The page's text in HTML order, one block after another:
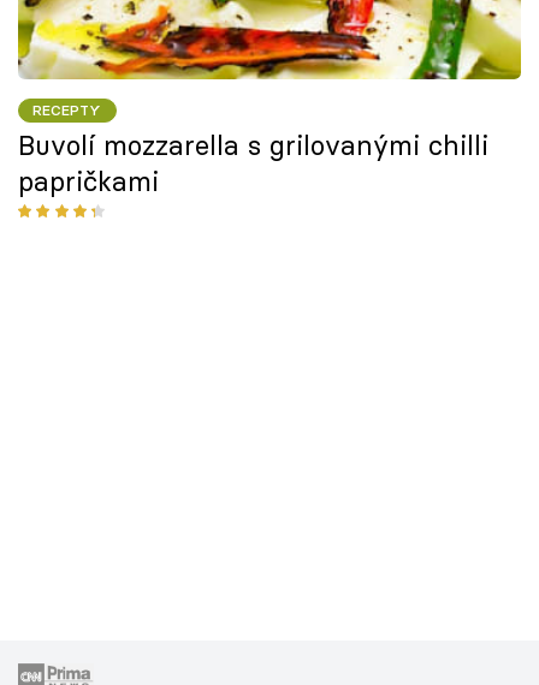
RECEPTY
Buvolí mozzarella s grilovanými chilli
papričkami